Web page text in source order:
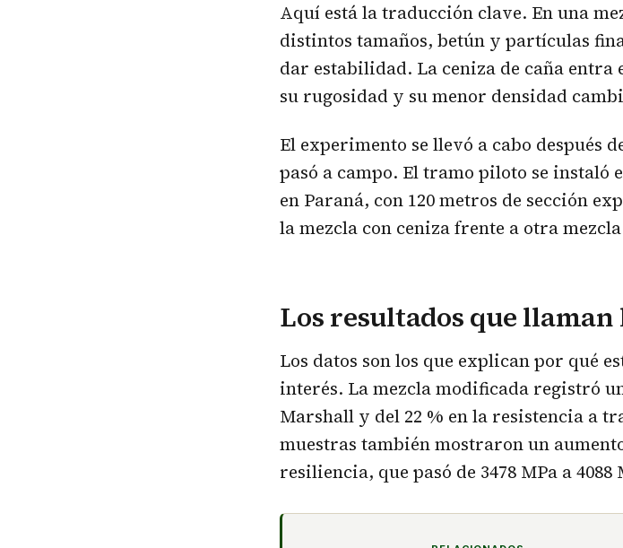
Aquí está la traducción clave. En una
distintos tamaños, betún y partículas
dar estabilidad. La ceniza de caña entra
su rugosidad y su menor densidad
El experimento se llevó a cabo después
pasó a campo. El tramo piloto se instaló
en Paraná, con 120 metros de sección
la mezcla con ceniza frente a otra
Los resultados que
Los datos son los que explican por qué
interés. La mezcla modificada registró
Marshall y del 22 % en la resistencia a
muestras también mostraron un
resiliencia, que pasó de 3478 MPa a 4088